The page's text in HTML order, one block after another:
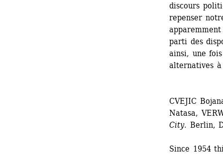
discours
repenser
parti des
ainsi, une
alternatives
CVEJIC
Natasa,
City. Berlin,
Since 1954